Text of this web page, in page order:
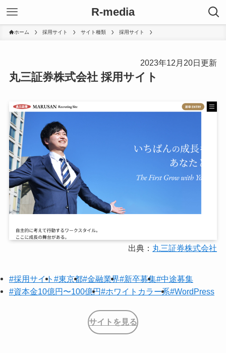
R-media
ホーム 採用サイト サイト種類 採用サイト
2023年12月20日更新
丸三証券株式会社 採用サイト
出典： 丸三証券株式会社
#採用サイト #東京都#金融業界#新卒募集#中途募集
#資本金10億円〜100億円#ホワイトカラー系#WordPress
サイトを見る